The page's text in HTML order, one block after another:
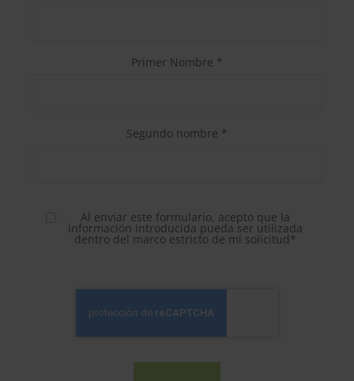
Primer Nombre *
Segundo nombre *
Al enviar este formulario, acepto que la
información introducida pueda ser utilizada
dentro del marco estricto de mi solicitud*